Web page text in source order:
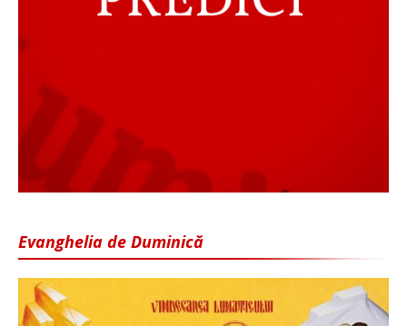
Evanghelia de Duminică